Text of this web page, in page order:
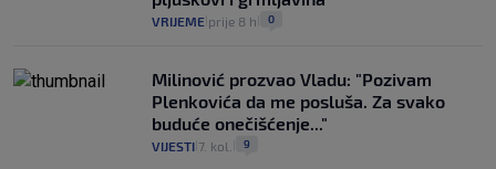
VRIJEME prije 8 h 0
Milinović prozvao Vladu: "Pozivam
Plenkovića da me posluša. Za svako
buduće onečišćenje..."
VIJESTI 7. kol. 9